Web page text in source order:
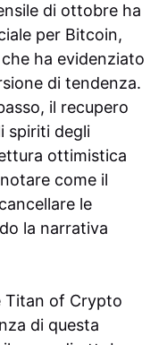
di ottobre ha
per Bitcoin,
ha evidenziato
di tendenza.
il recupero
spiriti degli
ottimistica
come il
le
la narrativa
Titan of Crypto
di questa